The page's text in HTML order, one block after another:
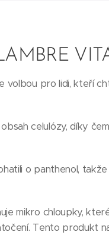
volbou pro lidi, kteří
celulózy, díky
o panthenol,
mikro chloupky,
Tento produkt